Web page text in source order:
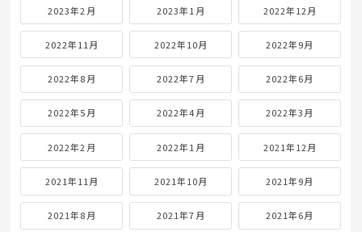
2023年2月 2023年1月 2022年12月
2022年11月 2022年10月 2022年9月
2022年8月 2022年7月 2022年6月
2022年5月 2022年4月 2022年3月
2022年2月 2022年1月 2021年12月
2021年11月 2021年10月 2021年9月
2021年8月 2021年7月 2021年6月